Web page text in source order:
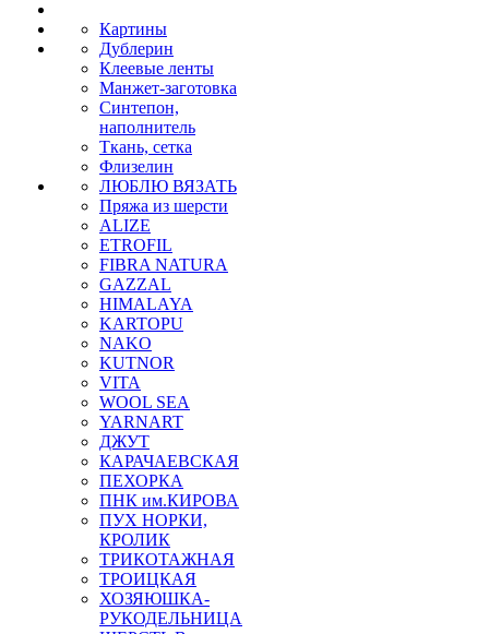
Картины
Дублерин
Клеевые ленты
Манжет-заготовка
Синтепон,
наполнитель
Ткань, сетка
Флизелин
ЛЮБЛЮ ВЯЗАТЬ
Пряжа из шерсти
ALIZE
ETROFIL
FIBRA NATURA
GAZZAL
HIMALAYA
KARTOPU
NAKO
KUTNOR
VITA
WOOL SEA
YARNART
ДЖУТ
КАРАЧАЕВСКАЯ
ПЕХОРКА
ПНК им.КИРОВА
ПУХ НОРКИ,
КРОЛИК
ТРИКОТАЖНАЯ
ТРОИЦКАЯ
ХОЗЯЮШКА-
РУКОДЕЛЬНИЦА